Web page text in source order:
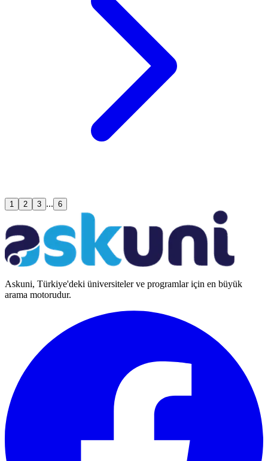
1 2 3 ... 6
Askuni, Türkiye'deki üniversiteler ve programlar için en büyük
arama motorudur.